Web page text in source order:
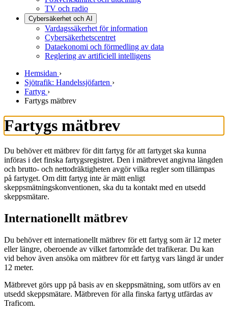
TV och radio
Cybersäkerhet och AI
Vardagssäkerhet för information
Cybersäkerhetscentret
Dataekonomi och förmedling av data
Reglering av artificiell intelligens
Hemsidan ›
Sjötrafik: Handelssjöfarten ›
Fartyg ›
Fartygs mätbrev
Fartygs mätbrev
Du behöver ett mätbrev för ditt fartyg för att fartyget ska kunna
införas i det finska fartygsregistret. Den i mätbrevet angivna längden
och brutto- och nettodräktigheten avgör vilka regler som tillämpas
på fartyget. Om ditt fartyg inte är mätt enligt
skeppsmätningskonventionen, ska du ta kontakt med en utsedd
skeppsmätare.
Internationellt mätbrev
Du behöver ett internationellt mätbrev för ett fartyg som är 12 meter
eller längre, oberoende av vilket fartområde det trafikerar. Du kan
vid behov även ansöka om mätbrev för ett fartyg vars längd är under
12 meter.
Mätbrevet görs upp på basis av en skeppsmätning, som utförs av en
utsedd skeppsmätare. Mätbreven för alla finska fartyg utfärdas av
Traficom.